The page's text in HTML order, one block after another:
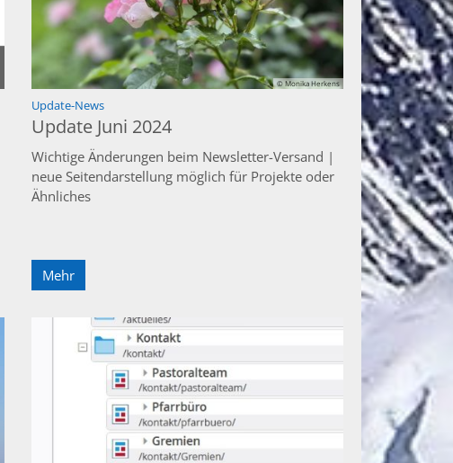
© Monika Herkens
Update-News:
Update Juni 2024
Wichtige Änderungen beim Newsletter-Versand |
neue Seitendarstellung möglich für Projekte oder
Ähnliches
Mehr